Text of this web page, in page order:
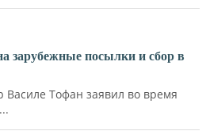
зарубежные посылки и сбор в
Тофан заявил во время